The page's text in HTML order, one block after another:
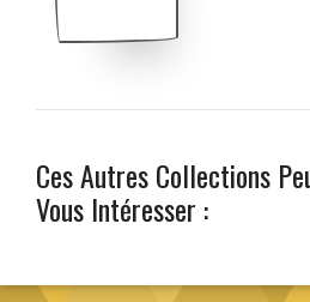
Ces Autres Collections
Vous Intéresser :